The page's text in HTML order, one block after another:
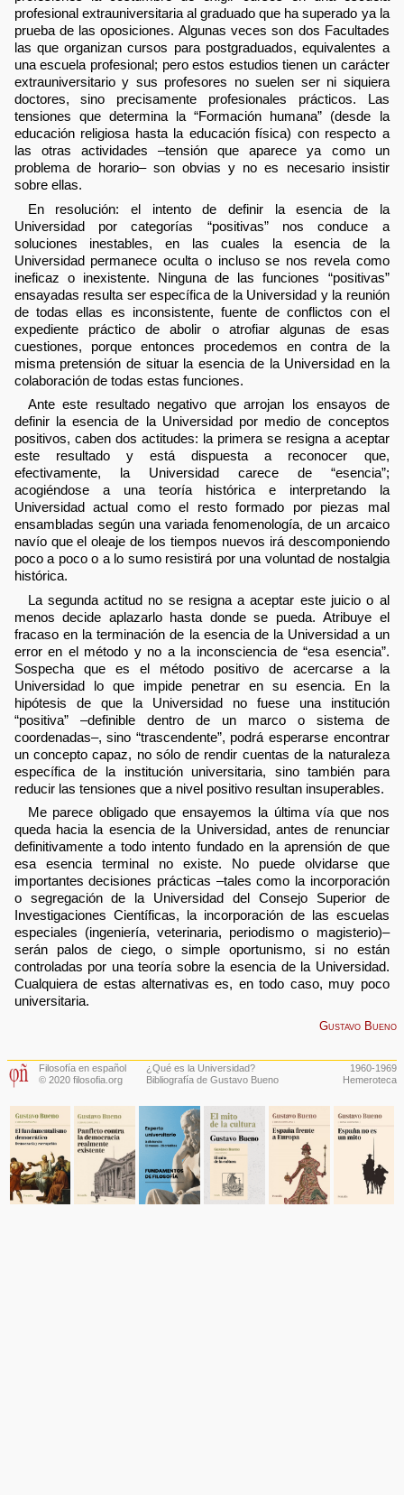
profesional extrauniversitaria al graduado que ha superado ya la
prueba de las oposiciones. Algunas veces son dos Facultades
las que organizan cursos para postgraduados, equivalentes a
una escuela profesional; pero estos estudios tienen un carácter
extrauniversitario y sus profesores no suelen ser ni siquiera
doctores, sino precisamente profesionales prácticos. Las
tensiones que determina la “Formación humana” (desde la
educación religiosa hasta la educación física) con respecto a
las otras actividades –tensión que aparece ya como un
problema de horario– son obvias y no es necesario insistir
sobre ellas.
En resolución: el intento de definir la esencia de la
Universidad por categorías “positivas” nos conduce a
soluciones inestables, en las cuales la esencia de la
Universidad permanece oculta o incluso se nos revela como
ineficaz o inexistente. Ninguna de las funciones “positivas”
ensayadas resulta ser específica de la Universidad y la reunión
de todas ellas es inconsistente, fuente de conflictos con el
expediente práctico de abolir o atrofiar algunas de esas
cuestiones, porque entonces procedemos en contra de la
misma pretensión de situar la esencia de la Universidad en la
colaboración de todas estas funciones.
Ante este resultado negativo que arrojan los ensayos de
definir la esencia de la Universidad por medio de conceptos
positivos, caben dos actitudes: la primera se resigna a aceptar
este resultado y está dispuesta a reconocer que,
efectivamente, la Universidad carece de “esencia”;
acogiéndose a una teoría histórica e interpretando la
Universidad actual como el resto formado por piezas mal
ensambladas según una variada fenomenología, de un arcaico
navío que el oleaje de los tiempos nuevos irá descomponiendo
poco a poco o a lo sumo resistirá por una voluntad de nostalgia
histórica.
La segunda actitud no se resigna a aceptar este juicio o al
menos decide aplazarlo hasta donde se pueda. Atribuye el
fracaso en la terminación de la esencia de la Universidad a un
error en el método y no a la inconsciencia de “esa esencia”.
Sospecha que es el método positivo de acercarse a la
Universidad lo que impide penetrar en su esencia. En la
hipótesis de que la Universidad no fuese una institución
“positiva” –definible dentro de un marco o sistema de
coordenadas–, sino “trascendente”, podrá esperarse encontrar
un concepto capaz, no sólo de rendir cuentas de la naturaleza
específica de la institución universitaria, sino también para
reducir las tensiones que a nivel positivo resultan insuperables.
Me parece obligado que ensayemos la última vía que nos
queda hacia la esencia de la Universidad, antes de renunciar
definitivamente a todo intento fundado en la aprensión de que
esa esencia terminal no existe. No puede olvidarse que
importantes decisiones prácticas –tales como la incorporación
o segregación de la Universidad del Consejo Superior de
Investigaciones Científicas, la incorporación de las escuelas
especiales (ingeniería, veterinaria, periodismo o magisterio)–
serán palos de ciego, o simple oportunismo, si no están
controladas por una teoría sobre la esencia de la Universidad.
Cualquiera de estas alternativas es, en todo caso, muy poco
universitaria.
Gustavo Bueno
Filosofía en español
© 2020 filosofia.org
¿Qué es la Universidad?
Bibliografía de Gustavo Bueno
1960-1969
Hemeroteca